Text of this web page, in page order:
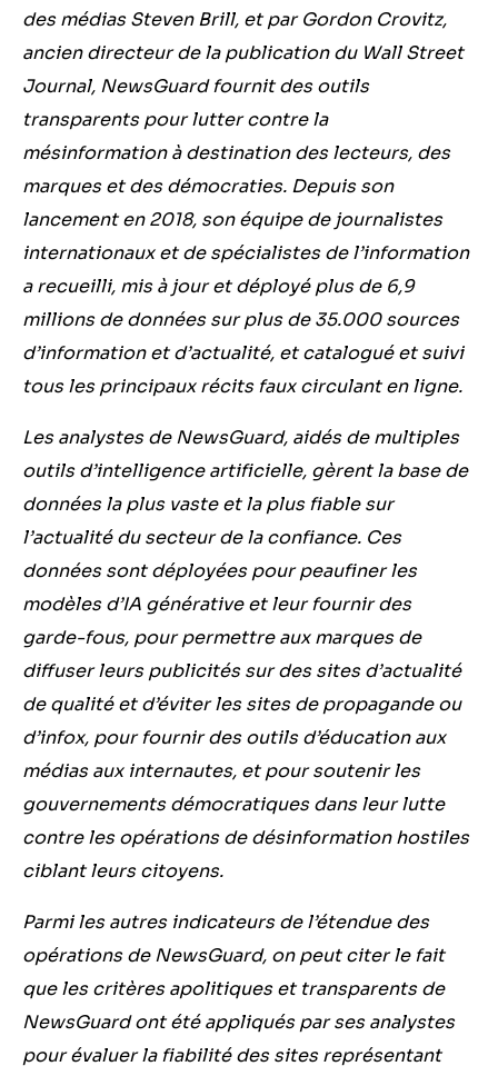
des médias Steven Brill, et par Gordon Crovitz,
ancien directeur de la publication du Wall Street
Journal, NewsGuard fournit des outils
transparents pour lutter contre la
mésinformation à destination des lecteurs, des
marques et des démocraties. Depuis son
lancement en 2018, son équipe de journalistes
internationaux et de spécialistes de l’information
a recueilli, mis à jour et déployé plus de 6,9
millions de données sur plus de 35.000 sources
d’information et d’actualité, et catalogué et suivi
tous les principaux récits faux circulant en ligne.
Les analystes de NewsGuard, aidés de multiples
outils d’intelligence artificielle, gèrent la base de
données la plus vaste et la plus fiable sur
l’actualité du secteur de la confiance. Ces
données sont déployées pour peaufiner les
modèles d’IA générative et leur fournir des
garde-fous, pour permettre aux marques de
diffuser leurs publicités sur des sites d’actualité
de qualité et d’éviter les sites de propagande ou
d’infox, pour fournir des outils d’éducation aux
médias aux internautes, et pour soutenir les
gouvernements démocratiques dans leur lutte
contre les opérations de désinformation hostiles
ciblant leurs citoyens.
Parmi les autres indicateurs de l’étendue des
opérations de NewsGuard, on peut citer le fait
que les critères apolitiques et transparents de
NewsGuard ont été appliqués par ses analystes
pour évaluer la fiabilité des sites représentant